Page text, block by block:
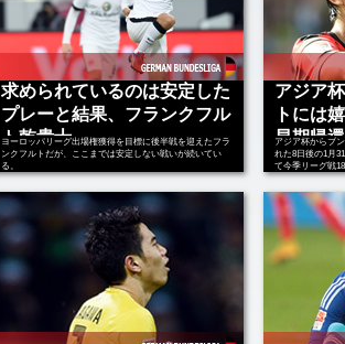
求められているのは安定した
プレーと結果、フランクフル
ト乾貴士
ヨーロッパリーグ出場権獲得を目標に後半戦を迎えたフラ
ンクフルトだが、ここまでは安定しない戦いが続いてい
る。
アジア
トには
早期帰還
アジア杯からブ
れた8日後の1月
て今季リーグ戦